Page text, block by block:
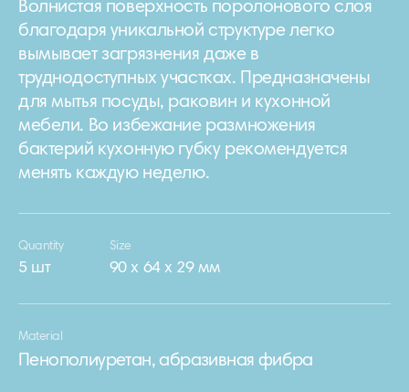
Волнистая поверхность поролонового слоя
благодаря уникальной структуре легко
вымывает загрязнения даже в
труднодоступных участках. Предназначены
для мытья посуды, раковин и кухонной
мебели. Во избежание размножения
бактерий кухонную губку рекомендуется
менять каждую неделю.
Quantity
5 шт
Size
90 х 64 х 29 мм
Material
Пенополиуретан, абразивная фибра